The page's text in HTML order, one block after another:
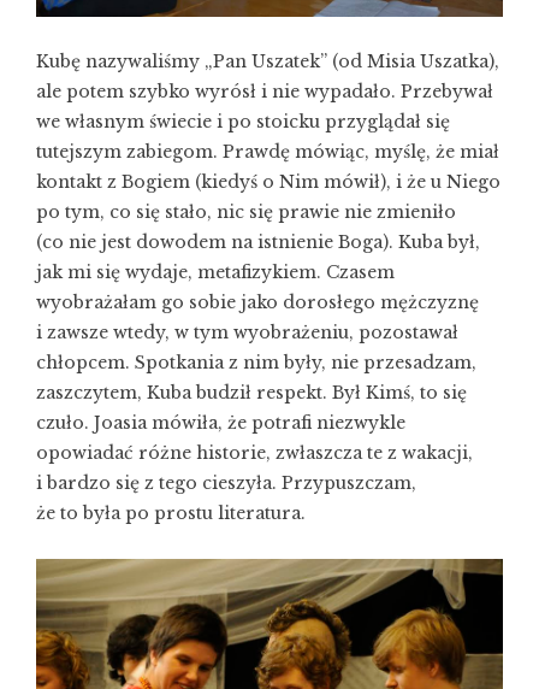
Kubę nazywaliśmy „Pan Uszatek” (od Misia Uszatka),
ale potem szybko wyrósł i nie wypadało. Przebywał
we własnym świecie i po stoicku przyglądał się
tutejszym zabiegom. Prawdę mówiąc, myślę, że miał
kontakt z Bogiem (kiedyś o Nim mówił), i że u Niego
po tym, co się stało, nic się prawie nie zmieniło
(co nie jest dowodem na istnienie Boga). Kuba był,
jak mi się wydaje, metafizykiem. Czasem
wyobrażałam go sobie jako dorosłego mężczyznę
i zawsze wtedy, w tym wyobrażeniu, pozostawał
chłopcem. Spotkania z nim były, nie przesadzam,
zaszczytem, Kuba budził respekt. Był Kimś, to się
czuło. Joasia mówiła, że potrafi niezwykle
opowiadać różne historie, zwłaszcza te z wakacji,
i bardzo się z tego cieszyła. Przypuszczam,
że to była po prostu literatura.